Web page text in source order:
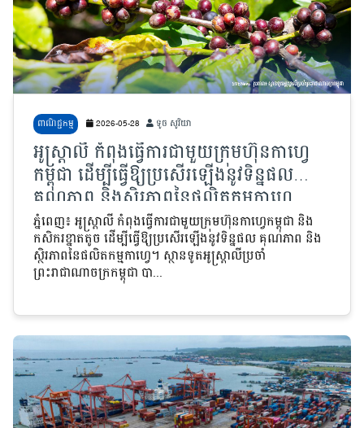
ពាណិជ្ជកម្ម 2026-05-28 ទូច សូរិយា
អូស្ត្រាលី កំពុងធ្វើការជាមួយក្រុមហ៊ុនកាហ្វេ
កម្ពុជា ដើម្បីធ្វើឱ្យប្រសើរឡើងនូវទិន្នផល
គុណភាព និងស្ថិរភាពនៃផលិតកម្មកាហ្វេ
ភ្នំពេញ៖ អូស្ត្រាលី កំពុងធ្វើការជាមួយក្រុមហ៊ុនកាហ្វេកម្ពុជា និង
កសិករខ្នាតតូច ដើម្បីធ្វើឱ្យប្រសើរឡើងនូវទិន្នផល គុណភាព និង
ស្ថិរភាពនៃផលិតកម្មកាហ្វេ។ ស្ថានទូតអូស្រ្តាលីប្រចាំ
ព្រះរាជាណាចក្រកម្ពុជា បា...